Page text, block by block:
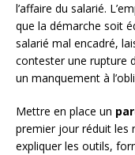
l’affaire du salarié.
que la démarche soit
salarié mal encadré,
contester une rupture
un manquement à
Mettre en place un
premier jour réduit les
expliquer les outils,